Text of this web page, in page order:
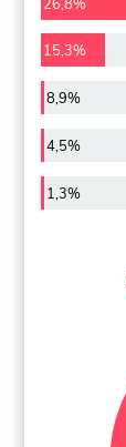
26,8%
15,3%
8,9%
4,5%
1,3%